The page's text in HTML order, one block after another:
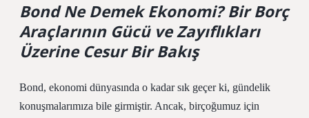
Bond Ne Demek Ekonomi? Bir Borç
Araçlarının Gücü ve Zayıflıkları
Üzerine Cesur Bir Bakış
Bond, ekonomi dünyasında o kadar sık geçer ki, gündelik
konuşmalarımıza bile girmiştir. Ancak, birçoğumuz için